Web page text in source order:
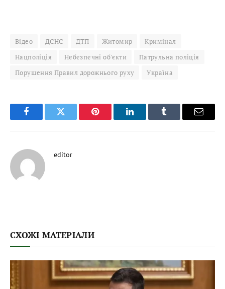
Відео ДСНС ДТП Житомир
Кримінал
Нацполіція
Небезпечні об'єкти
Патрульна поліція
Порушення Правил дорожнього руху
Україна
FacebookTwitter Pinterest LinkedInTumblr Email
editor
СХОЖІ МАТЕРІАЛИ